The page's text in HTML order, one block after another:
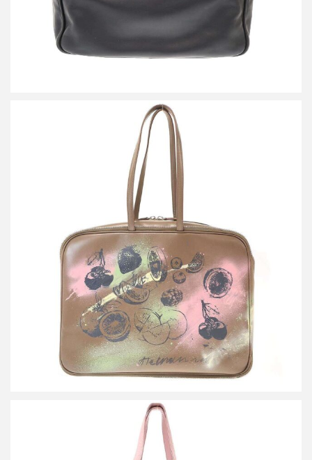
ミナペルホネン×ポーター by SPOLOGUM siemen bag ペイントレ
ザーバッグ
買取金額54,000円
詳しく見る